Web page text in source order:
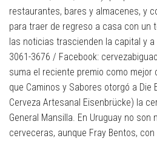
restaurantes, bares y almacenes, y
para traer de regreso a casa con un
las noticias trascienden la capital y a
3061-3676 / Facebook:
suma el reciente premio como mejor
que Caminos y Sabores otorgó a Die
Cerveza Artesanal Eisenbrücke) la
General Mansilla. En Uruguay no son
cerveceras, aunque Fray Bentos, con